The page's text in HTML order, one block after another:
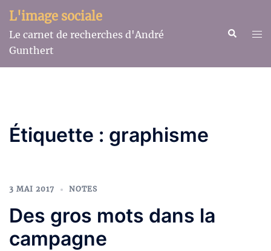
Aller
au
contenu
L'image sociale
Le carnet de recherches d'André
Gunthert
Étiquette : graphisme
3 MAI 2017 NOTES
Des gros mots dans la
campagne